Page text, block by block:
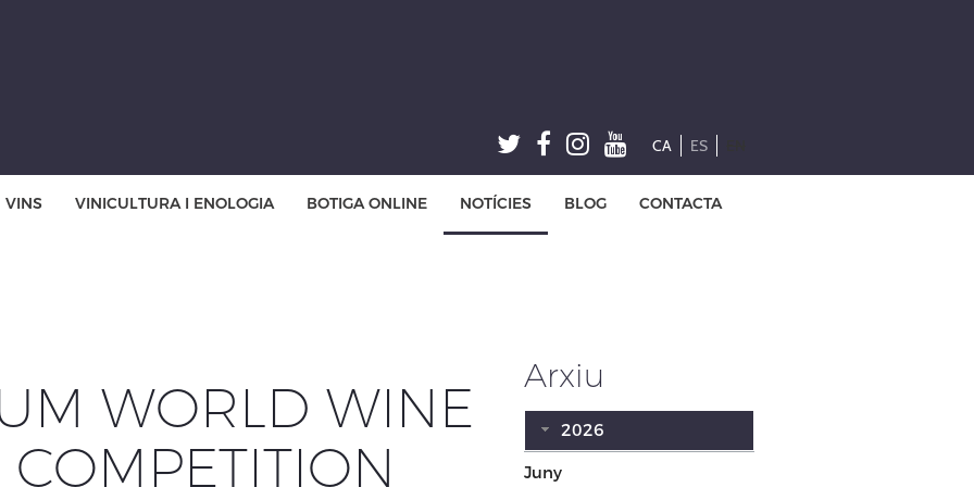
VINS VINICULTURA I ENOLOGIA BOTIGA ONLINE NOTÍCIES BLOG CONTACTA
CA ES
WORLD WINE
COMPETITION
Arxiu
2026
Juny